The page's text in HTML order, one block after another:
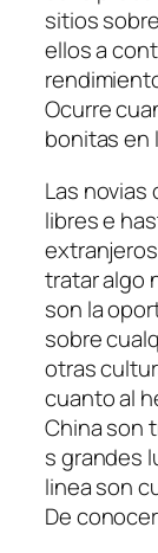
sitios
ellos a
Ocurre
bonitas en
Las
libres e
tratar algo
son la
sobre
otras
cuanto al
China son
s grandes
linea son
De